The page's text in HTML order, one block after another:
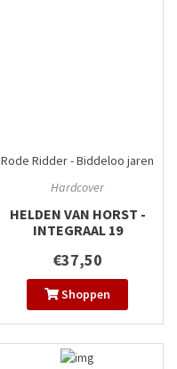
Rode Ridder - Biddeloo jaren
Hardcover
HELDEN VAN HORST -
INTEGRAAL 19
€37,50
Shoppen